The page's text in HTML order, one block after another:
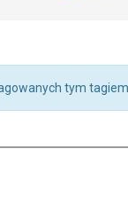
tym tagiem.